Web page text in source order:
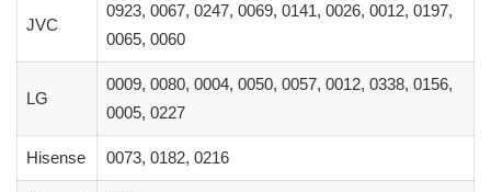
JVC
0923, 0067, 0247, 0069, 0141, 0026, 0012, 0197,
0065, 0060
LG
0009, 0080, 0004, 0050, 0057, 0012, 0338, 0156,
0005, 0227
Hisense 0073, 0182, 0216